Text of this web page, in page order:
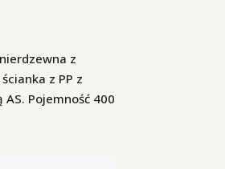
z
z PP z
Pojemność 400